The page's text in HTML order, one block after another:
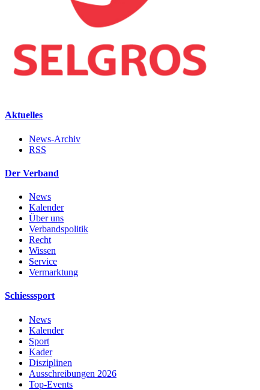
Aktuelles
News-Archiv
RSS
Der Verband
News
Kalender
Über uns
Verbandspolitik
Recht
Wissen
Service
Vermarktung
Schiesssport
News
Kalender
Sport
Kader
Disziplinen
Ausschreibungen 2026
Top-Events